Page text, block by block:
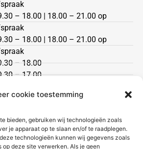
cookie toestemming
bieden, gebruiken wij technologieën zoals
je apparaat op te slaan en/of te raadplegen.
technologieën kunnen wij gegevens zoals
op deze site verwerken. Als je geen
– 18.00 | 18.00 – 21.00 op
– 18.00 | 18.00 – 21.00 op
– 18.00
– 17.00
ons op via telefoon of mail.